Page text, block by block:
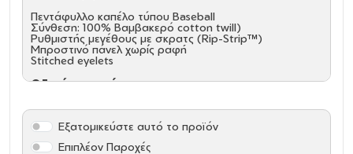
Πεντάφυλλο καπέλο τύπου Baseball
Σύνθεση: 100% Βαμβακερό cotton twill)
Ρυθμιστής μεγέθους με σκρατς (Rip-Strip™)
Μπροστινό πάνελ χωρίς ραφή
Stitched eyelets
Οδηγίες συντήρησης
Εξατομικεύστε αυτό το προϊόν
Επιπλέον Παροχές